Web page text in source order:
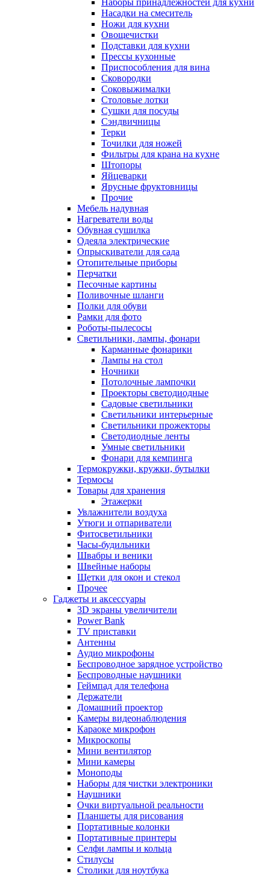
Наборы принадлежностей для кухни
Насадки на смеситель
Ножи для кухни
Овощечистки
Подставки для кухни
Прессы кухонные
Приспособления для вина
Сковородки
Соковыжималки
Столовые лотки
Сушки для посуды
Сэндвичницы
Терки
Точилки для ножей
Фильтры для крана на кухне
Штопоры
Яйцеварки
Ярусные фруктовницы
Прочие
Мебель надувная
Нагреватели воды
Обувная сушилка
Одеяла электрические
Опрыскиватели для сада
Отопительные приборы
Перчатки
Песочные картины
Поливочные шланги
Полки для обуви
Рамки для фото
Роботы-пылесосы
Светильники, лампы, фонари
Карманные фонарики
Лампы на стол
Ночники
Потолочные лампочки
Проекторы светодиодные
Садовые светильники
Светильники интерьерные
Светильники прожекторы
Светодиодные ленты
Умные светильники
Фонари для кемпинга
Термокружки, кружки, бутылки
Термосы
Товары для хранения
Этажерки
Увлажнители воздуха
Утюги и отпариватели
Фитосветильники
Часы-будильники
Швабры и веники
Швейные наборы
Щетки для окон и стекол
Прочее
Гаджеты и аксессуары
3D экраны увеличители
Power Bank
TV приставки
Антенны
Аудио микрофоны
Беспроводное зарядное устройство
Беспроводные наушники
Геймпад для телефона
Держатели
Домашний проектор
Камеры видеонаблюдения
Караоке микрофон
Микроскопы
Мини вентилятор
Мини камеры
Моноподы
Наборы для чистки электроники
Наушники
Очки виртуальной реальности
Планшеты для рисования
Портативные колонки
Портативные принтеры
Селфи лампы и кольца
Стилусы
Столики для ноутбука